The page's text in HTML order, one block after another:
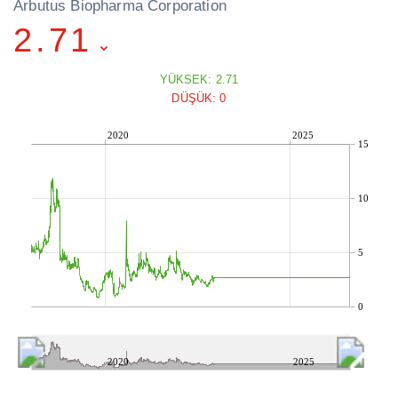
Arbutus Biopharma Corporation
2.71
YÜKSEK: 2.71
DÜŞÜK: 0
2020 2025
0
5
10
15
2020 2025